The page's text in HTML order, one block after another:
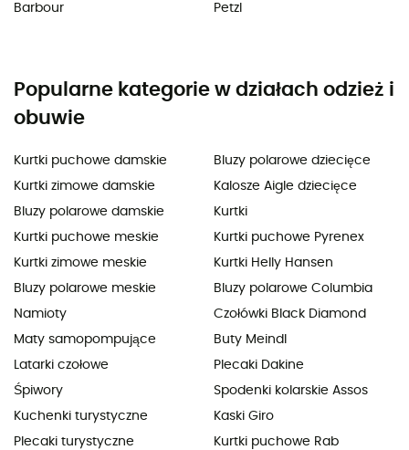
Barbour
Petzl
Popularne kategorie w działach odzież i
obuwie
Kurtki puchowe damskie
Kurtki zimowe damskie
Bluzy polarowe damskie
Kurtki puchowe meskie
Kurtki zimowe meskie
Bluzy polarowe meskie
Namioty
Maty samopompujące
Latarki czołowe
Śpiwory
Kuchenki turystyczne
Plecaki turystyczne
Bluzy polarowe dziecięce
Kalosze Aigle dziecięce
Kurtki
Kurtki puchowe Pyrenex
Kurtki Helly Hansen
Bluzy polarowe Columbia
Czołówki Black Diamond
Buty Meindl
Plecaki Dakine
Spodenki kolarskie Assos
Kaski Giro
Kurtki puchowe Rab